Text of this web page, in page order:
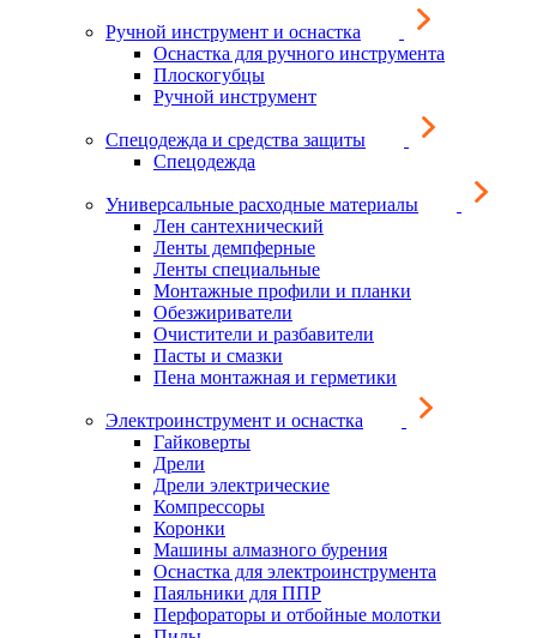
Ручной инструмент и оснастка
Оснастка для ручного инструмента
Плоскогубцы
Ручной инструмент
Спецодежда и средства защиты
Спецодежда
Универсальные расходные материалы
Лен сантехнический
Ленты демпферные
Ленты специальные
Монтажные профили и планки
Обезжириватели
Очистители и разбавители
Пасты и смазки
Пена монтажная и герметики
Электроинструмент и оснастка
Гайковерты
Дрели
Дрели электрические
Компрессоры
Коронки
Машины алмазного бурения
Оснастка для электроинструмента
Паяльники для ППР
Перфораторы и отбойные молотки